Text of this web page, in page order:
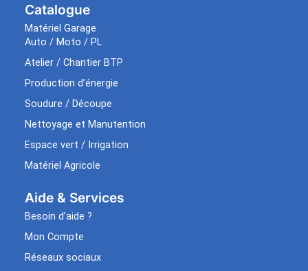
Catalogue
Matériel Garage
Auto / Moto / PL
Atelier / Chantier BTP
Production d’énergie
Soudure / Découpe
Nettoyage et Manutention
Espace vert / Irrigation
Matériel Agricole
Aide & Services​
Besoin d’aide ?
Mon Compte
Réseaux sociaux